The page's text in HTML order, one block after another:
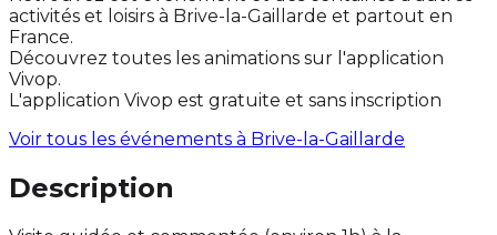
activités et loisirs à Brive-la-Gaillarde et partout en
France.
Découvrez toutes les animations sur l'application
Vivop.
L'application Vivop est gratuite et sans inscription
Voir tous les événements à Brive-la-Gaillarde
Description